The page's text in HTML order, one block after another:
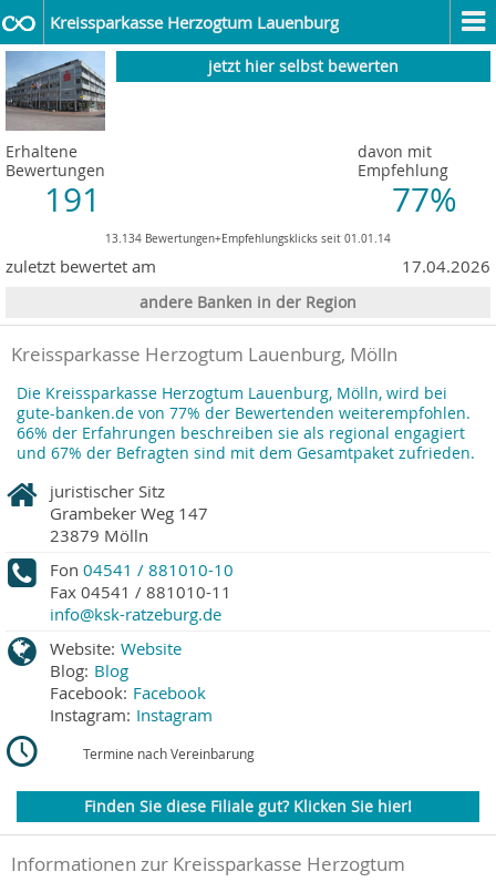
Kreissparkasse Herzogtum Lauenburg
jetzt hier selbst bewerten
Erhaltene
Bewertungen
191
davon mit
Empfehlung
77%
13.134 Bewertungen+Empfehlungsklicks seit 01.01.14
zuletzt bewertet am 17.04.2026
andere Banken in der Region
Kreissparkasse Herzogtum Lauenburg, Mölln
Die Kreissparkasse Herzogtum Lauenburg, Mölln, wird bei
gute-banken.de von 77% der Bewertenden weiterempfohlen.
66% der Erfahrungen beschreiben sie als regional engagiert
und 67% der Befragten sind mit dem Gesamtpaket zufrieden.
juristischer Sitz
Grambeker Weg 147
23879 Mölln
Fon 04541 / 881010-10
Fax 04541 / 881010-11
info@ksk-ratzeburg.de
Website: Website
Blog: Blog
Facebook: Facebook
Instagram: Instagram
Termine nach Vereinbarung
Finden Sie diese Filiale gut? Klicken Sie hier!
Informationen zur Kreissparkasse Herzogtum